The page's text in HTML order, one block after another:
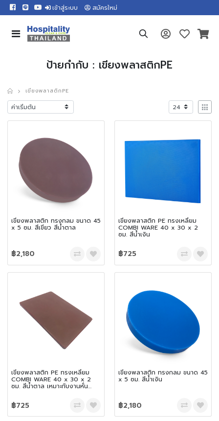
เข้าสู่ระบบ สมัครใหม่
ป้ายกำกับ : เขียงพลาสติกPE
เขียงพลาสติกPE
เขียงพลาสติก ทรงกลม ขนาด 45
x 5 ซม. สีเขียว สีน้ำตาล
฿2,180
เขียงพลาสติก PE ทรงเหลี่ยม
COMBI WARE 40 x 30 x 2
ซม. สีน้ำเงิน
฿725
เขียงพลาสติก PE ทรงเหลี่ยม
COMBI WARE 40 x 30 x 2
ซม. สีน้ำตาล เหมาะกับงานหั่น
฿725
เขียงพลาสติก ทรงกลม ขนาด 45
x 5 ซม. สีน้ำเงิน
฿2,180